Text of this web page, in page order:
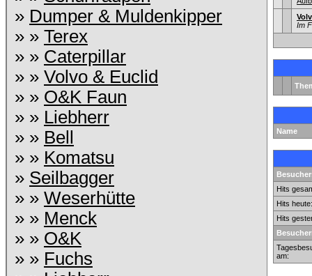
» Dumper & Muldenkipper
» » Terex
» » Caterpillar
» » Volvo & Euclid
» » O&K Faun
» » Liebherr
» » Bell
» » Komatsu
» Seilbagger
» » Weserhütte
» » Menck
» » O&K
» » Fuchs
Im
Name
Hits
Hits heute:
Hits
am: